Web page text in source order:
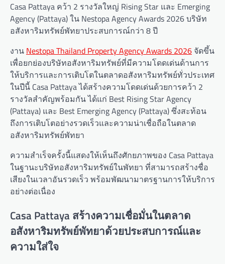
Casa Pattaya คว้า 2 รางวัลใหญ่ Rising Star และ Emerging
Agency (Pattaya) ใน Nestopa Agency Awards 2026 บริษัท
อสังหาริมทรัพย์พัทยาประสบการณ์กว่า 8 ปี
งาน Nestopa Thailand Property Agency Awards 2026 จัดขึ้น
เพื่อยกย่องบริษัทอสังหาริมทรัพย์ที่มีความโดดเด่นด้านการ
ให้บริการและการเติบโตในตลาดอสังหาริมทรัพย์ทั่วประเทศ
ในปีนี้ Casa Pattaya ได้สร้างความโดดเด่นด้วยการคว้า 2
รางวัลสำคัญพร้อมกัน ได้แก่ Best Rising Star Agency
(Pattaya) และ Best Emerging Agency (Pattaya) ซึ่งสะท้อน
ถึงการเติบโตอย่างรวดเร็วและความน่าเชื่อถือในตลาด
อสังหาริมทรัพย์พัทยา
ความสำเร็จครั้งนี้แสดงให้เห็นถึงศักยภาพของ Casa Pattaya
ในฐานะบริษัทอสังหาริมทรัพย์ในพัทยา ที่สามารถสร้างชื่อ
เสียงในเวลาอันรวดเร็ว พร้อมพัฒนามาตรฐานการให้บริการ
อย่างต่อเนื่อง
Casa Pattaya สร้างความเชื่อมั่นในตลาด
อสังหาริมทรัพย์พัทยาด้วยประสบการณ์และ
ความใส่ใจ